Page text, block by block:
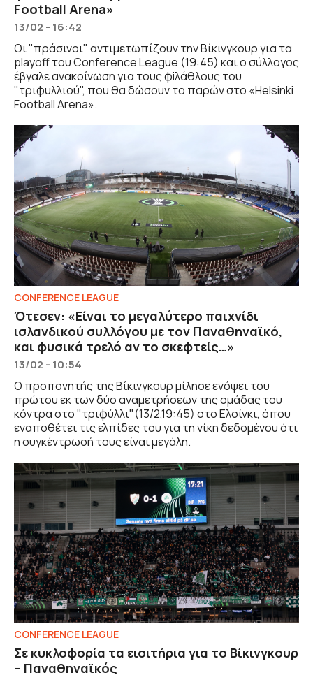
Football Arena»
13/02 - 16:42
Οι "πράσινοι" αντιμετωπίζουν την Βίκινγκουρ για τα
playoff του Conference League (19:45) και ο σύλλογος
έβγαλε ανακοίνωση για τους φiλάθλους του
"τριφυλλιού", που θα δώσουν το παρών στο «Helsinki
Football Arena».
CONFERENCE LEAGUE
Ότεσεν: «Είναι το μεγαλύτερο παιχνίδι
ισλανδικού συλλόγου με τον Παναθηναϊκό,
και φυσικά τρελό αν το σκεφτείς…»
13/02 - 10:54
Ο προπονητής της Βίκινγκουρ μίλησε ενόψει του
πρώτου εκ των δύο αναμετρήσεων της ομάδας του
κόντρα στο "τριφύλλι"(13/2,19:45) στο Ελσίνκι, όπου
εναποθέτει τις ελπίδες του για τη νίκη δεδομένου ότι
η συγκέντρωσή τους είναι μεγάλη.
CONFERENCE LEAGUE
Σε κυκλοφορία τα εισιτήρια για το Βίκινγκουρ
– Παναθηναϊκός